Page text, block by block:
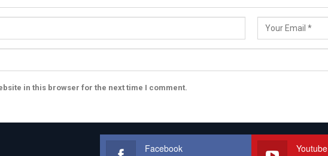
in this browser for the next time I comment.
Facebook Youtube